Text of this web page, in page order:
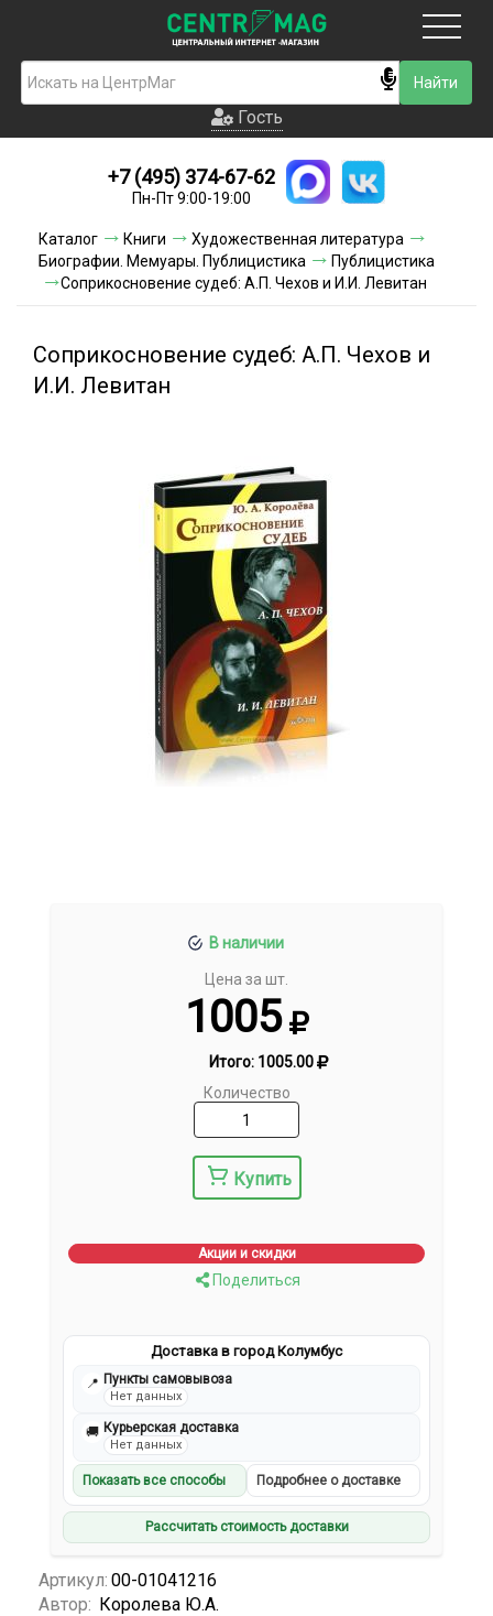
Гость
Новинки
Условия доставки
Условия оплаты
Гость
+7 (495) 374-67-62
Пн-Пт 9:00-19:00
Каталог Книги
Художественная литература
Биографии. Мемуары. Публицистика
Публицистика
Соприкосновение судеб: А.П. Чехов и И.И. Левитан
Соприкосновение судеб: А.П. Чехов и
И.И. Левитан
В наличии
Цена за шт.
1005
Итого: 1005.00
Количество
Купить
Акции и скидки
Поделиться
Доставка в город Колумбус
📍 Пункты самовывоза
Нет данных
🚚 Курьерская доставка
Нет данных
Показать все способы Подробнее о доставке
Рассчитать стоимость доставки
Артикул: 00-01041216
Автор: Королева Ю.А.